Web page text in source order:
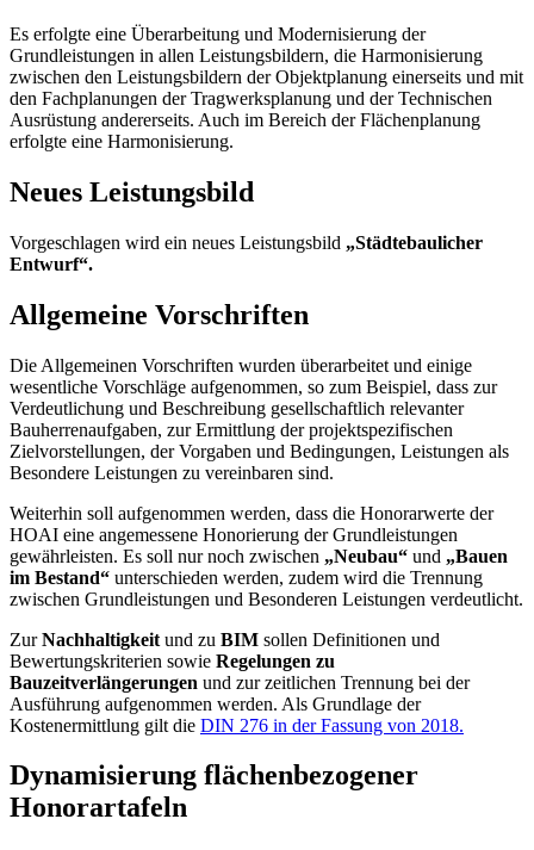
Es erfolgte eine Überarbeitung und Modernisierung der
Grundleistungen in allen Leistungsbildern, die Harmonisierung
zwischen den Leistungsbildern der Objektplanung einerseits und mit
den Fachplanungen der Tragwerksplanung und der Technischen
Ausrüstung andererseits. Auch im Bereich der Flächenplanung
erfolgte eine Harmonisierung.
Neues Leistungsbild
Vorgeschlagen wird ein neues Leistungsbild „Städtebaulicher
Entwurf“.
Allgemeine Vorschriften
Die Allgemeinen Vorschriften wurden überarbeitet und einige
wesentliche Vorschläge aufgenommen, so zum Beispiel, dass zur
Verdeutlichung und Beschreibung gesellschaftlich relevanter
Bauherrenaufgaben, zur Ermittlung der projektspezifischen
Zielvorstellungen, der Vorgaben und Bedingungen, Leistungen als
Besondere Leistungen zu vereinbaren sind.
Weiterhin soll aufgenommen werden, dass die Honorarwerte der
HOAI eine angemessene Honorierung der Grundleistungen
gewährleisten. Es soll nur noch zwischen „Neubau“ und „Bauen
im Bestand“ unterschieden werden, zudem wird die Trennung
zwischen Grundleistungen und Besonderen Leistungen verdeutlicht.
ZurNachhaltigkeit und zu BIM sollen Definitionen und
Bewertungskriterien sowie Regelungen zu
Bauzeitverlängerungen und zur zeitlichen Trennung bei der
Ausführung aufgenommen werden. Als Grundlage der
Kostenermittlung gilt die DIN 276 in der Fassung von 2018.
Dynamisierung flächenbezogener
Honorartafeln